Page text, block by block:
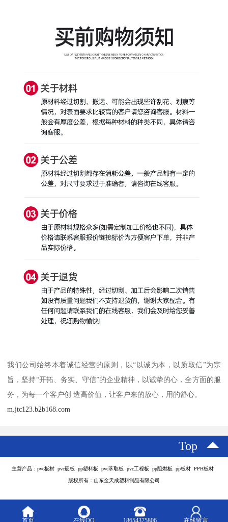
我们公司始终本着诚信经营的原则，以“以诚为本，以质取信”为宗
旨，坚持“开拓、务实、守信”的企业精神，以诚挚的心，全方面的服
务，为每一个客户创 造高价值，让客户来的放心，用的舒心。
m.jtc123.b2b168.com
Top
主营产品：pvc板材 pvc硬板 pp塑料板 pvc萃取板 pvc工程板 pp阻燃板 pp板材 PPH板材
版权所有：山东金天成塑料制品有限公司
首页 在线QQ 18654375806 在线留言